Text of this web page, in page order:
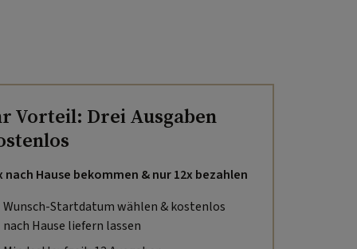
Vorteil: Drei Ausgaben
nach Hause bekommen & nur 12x bezahlen
Wunsch-Startdatum wählen & kostenlos
nach Hause liefern lassen